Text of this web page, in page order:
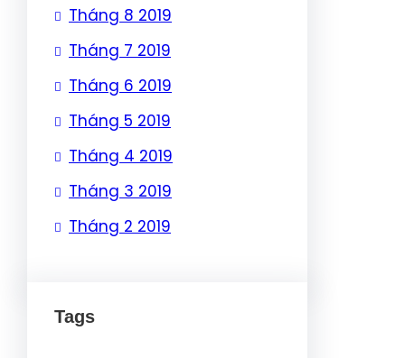
Tháng 8 2019
Tháng 7 2019
Tháng 6 2019
Tháng 5 2019
Tháng 4 2019
Tháng 3 2019
Tháng 2 2019
Tags